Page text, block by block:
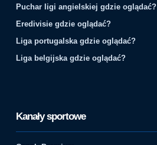
Puchar ligi angielskiej gdzie oglądać?
Eredivisie gdzie oglądać?
Liga portugalska gdzie oglądać?
Liga belgijska gdzie oglądać?
Kanały sportowe